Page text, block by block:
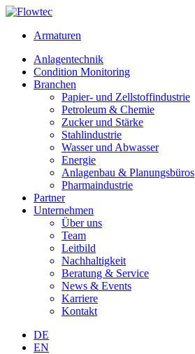
Skip
contentArmaturen
Anlagentechnik
Condition Monitoring
Branchen
Papier- und Zellstoffindustrie
Petroleum & Chemie
Zucker und Stärke
Stahlindustrie
Wasser und Abwasser
Energie
Anlagenbau & Planungsbüros
Pharmaindustrie
Partner
Unternehmen
Über uns
Team
Leitbild
Nachhaltigkeit
Beratung & Service
News & Events
Karriere
Kontakt
DE
EN